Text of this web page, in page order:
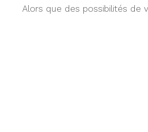
Alors que des possibilités de